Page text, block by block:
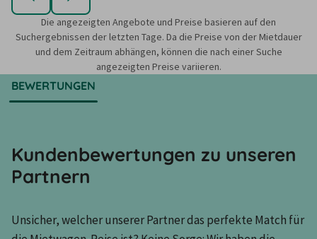
Die angezeigten Angebote und Preise basieren auf den
Suchergebnissen der letzten Tage. Da die Preise von der Mietdauer
und dem Zeitraum abhängen, können die nach einer Suche
angezeigten Preise variieren.
BEWERTUNGEN
Kundenbewertungen zu unseren
Partnern
Unsicher, welcher unserer Partner das perfekte Match für